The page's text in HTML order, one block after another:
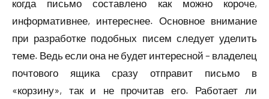
когда письмо составлено как можно короче,
информативнее, интереснее. Основное внимание
при разработке подобных писем следует уделить
теме. Ведь если она не будет интересной – владелец
почтового ящика сразу отправит письмо в
«корзину», так и не прочитав его. Работает ли